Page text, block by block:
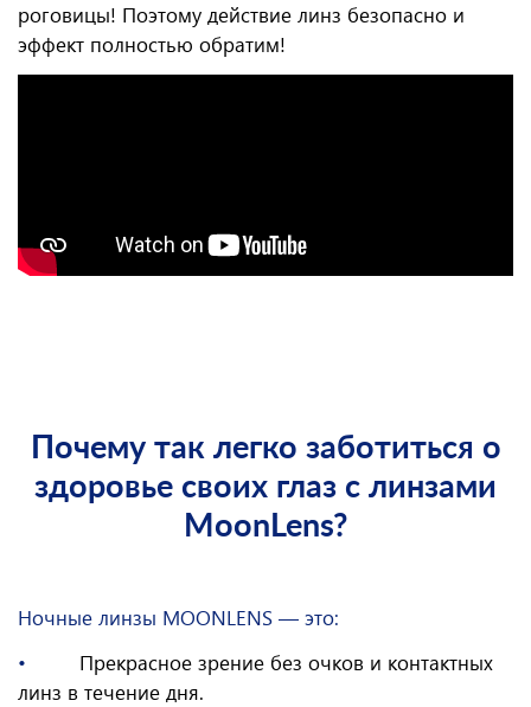
роговицы! Поэтому действие линз безопасно и
эффект полностью обратим!
Почему так легко заботиться о
здоровье своих глаз с линзами
MoonLens?
Ночные линзы MOONLENS — это:
• Прекрасное зрение без очков и контактных
линз в течение дня.